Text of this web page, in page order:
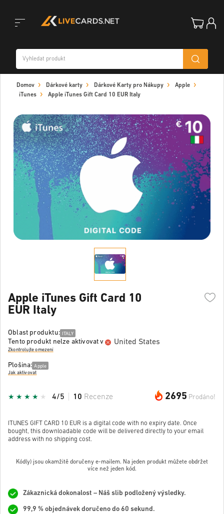
navigation
Domov Dárkové karty Dárkové Karty pro Nákupy
Apple
iTunes
Apple iTunes Gift Card 10 EUR Italy
Apple iTunes Gift Card 10
EUR Italy
Oblast produktu: ITALY
Tento produkt nelze aktivovat v United States
Zkontrolujte omezení
Plošina: Apple
Jak aktivovat
2695 Prodáno!
4/5 10 Recenze
ITUNES GIFT CARD 10 EUR is a digital code with no expiry date. Once
bought, this downloadable code will be delivered directly to your email
address with no shipping cost.
Kód(y) jsou okamžitě doručeny e-mailem. Na jeden produkt můžete obdržet
více než jeden kód.
Zákaznická dokonalost – Náš slib podložený výsledky.
99,9 % objednávek doručeno do 60 sekund.